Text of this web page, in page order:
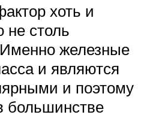
хоть и
не столь
железные
и являются
и поэтому
большинстве